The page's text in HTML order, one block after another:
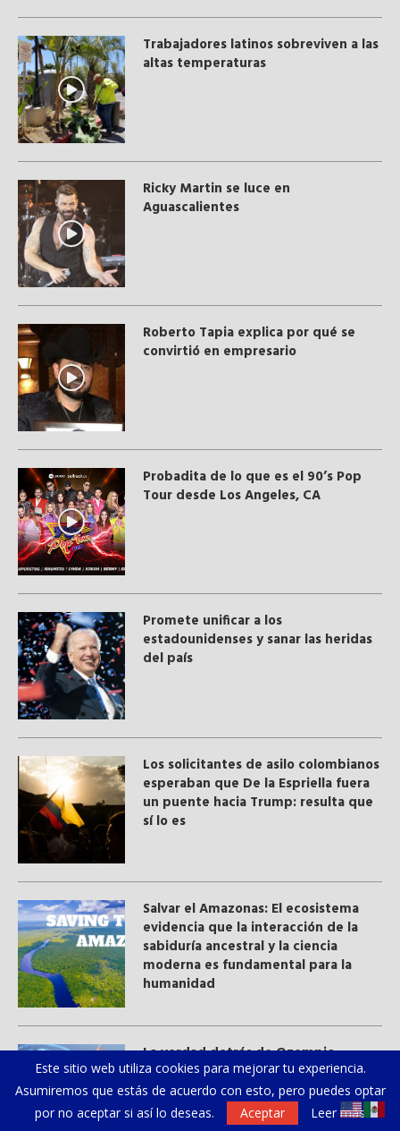
Trabajadores latinos sobreviven a las
altas temperaturas
Ricky Martin se luce en
Aguascalientes
Roberto Tapia explica por qué se
convirtió en empresario
Probadita de lo que es el 90’s Pop
Tour desde Los Angeles, CA
Promete unificar a los
estadounidenses y sanar las heridas
del país
Los solicitantes de asilo colombianos
esperaban que De la Espriella fuera
un puente hacia Trump: resulta que
sí lo es
Salvar el Amazonas: El ecosistema
evidencia que la interacción de la
sabiduría ancestral y ​la ciencia
moderna​ es fundamental para la
humanidad
La verdad detrás de Ozempic
Este sitio web utiliza cookies para mejorar tu experiencia.
Asumiremos que estás de acuerdo con esto, pero puedes optar
por no aceptar si así lo deseas.
Aceptar Leer más